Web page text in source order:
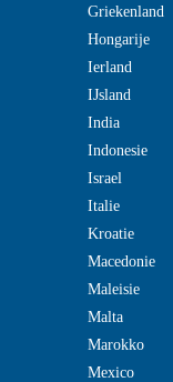
Griekenland
Hongarije
Ierland
IJsland
India
Indonesie
Israel
Italie
Kroatie
Macedonie
Maleisie
Malta
Marokko
Mexico